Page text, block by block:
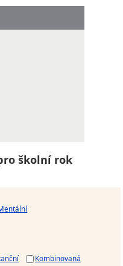
školní rok
Kombinovaná